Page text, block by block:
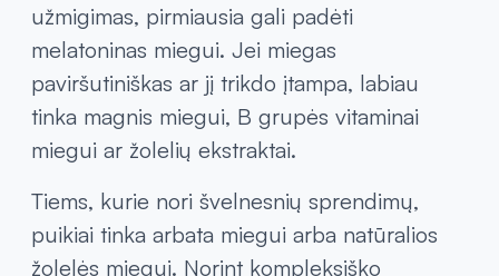
užmigimas, pirmiausia gali padėti
melatoninas miegui. Jei miegas
paviršutiniškas ar jį trikdo įtampa, labiau
tinka magnis miegui, B grupės vitaminai
miegui ar žolelių ekstraktai.
Tiems, kurie nori švelnesnių sprendimų,
puikiai tinka arbata miegui arba natūralios
žolelės miegui. Norint kompleksiško